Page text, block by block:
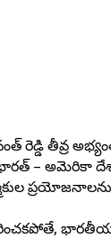
తీవ్ర
భారత్ –